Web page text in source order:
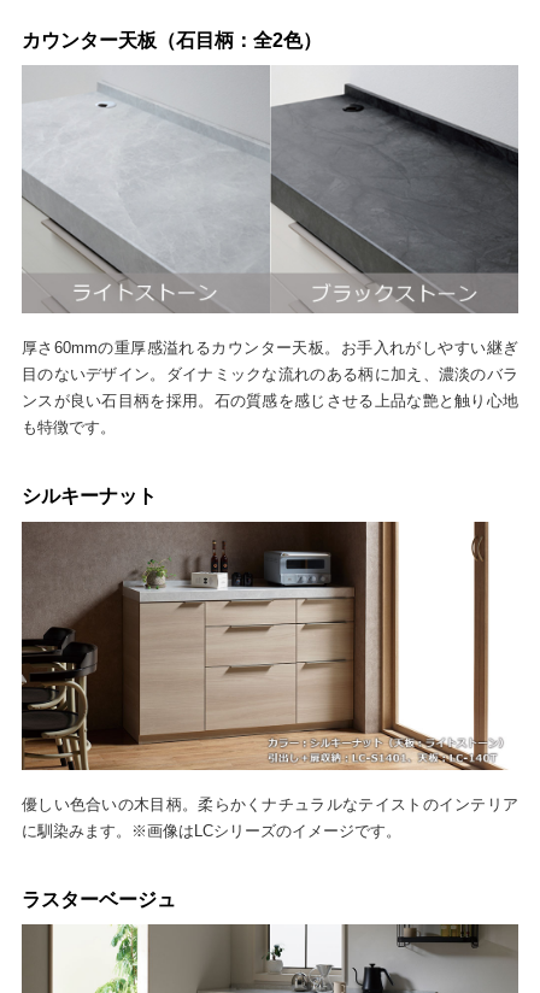
カウンター天板（石目柄：全2色）
厚さ60mmの重厚感溢れるカウンター天板。お手入れがしやすい継ぎ
目のないデザイン。ダイナミックな流れのある柄に加え、濃淡のバラ
ンスが良い石目柄を採用。石の質感を感じさせる上品な艶と触り心地
も特徴です。
シルキーナット
優しい色合いの木目柄。柔らかくナチュラルなテイストのインテリア
に馴染みます。※画像はLCシリーズのイメージです。
ラスターベージュ